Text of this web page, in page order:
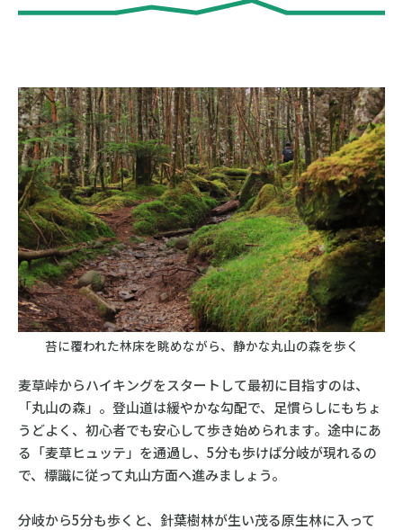
苔に覆われた林床を眺めながら、静かな丸山の森を歩く
麦草峠からハイキングをスタートして最初に目指すのは、
「丸山の森」。登山道は緩やかな勾配で、足慣らしにもちょ
うどよく、初心者でも安心して歩き始められます。途中にあ
る「麦草ヒュッテ」を通過し、5分も歩けば分岐が現れるの
で、標識に従って丸山方面へ進みましょう。
分岐から5分も歩くと、針葉樹林が生い茂る原生林に入って